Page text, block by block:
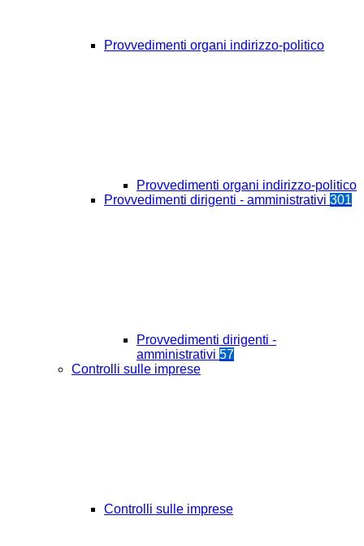
Provvedimenti organi indirizzo-politico
Provvedimenti organi indirizzo-politico
Provvedimenti dirigenti - amministrativi 301
Provvedimenti dirigenti -
amministrativi 57
Controlli sulle imprese
Controlli sulle imprese